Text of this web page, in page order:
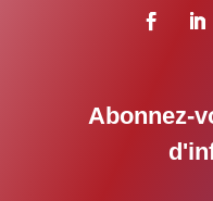
Abonnez-